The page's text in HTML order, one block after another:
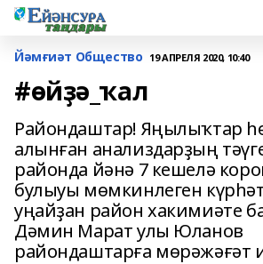
Йәмғиәт Общество 19 АПРЕЛЯ 2020, 10:40
#өйҙә_ҡал
Райондаштар! Яңылыҡтар
алынған анализдарҙың
районда йәнә 7 кешелә
булыуы мөмкинлеген
уңайҙан район хакимиәте
Дәмин Марат улы Юланов
райондаштарға мөрәжәғәт